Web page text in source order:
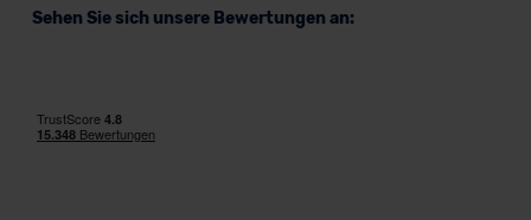
Sehen Sie sich unsere Bewertungen an: